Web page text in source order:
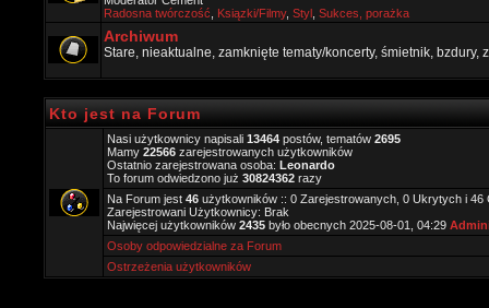
Radosna twórczość
Ksiązki/Filmy, Styl Sukces, porażka
Archiwum
Stare, nieaktualne, zamknięte tematy/koncerty, śmietnik, bzdury,
Kto jest na Forum
Nasi użytkownicy napisali 13464 postów, tematów 2695
Mamy 22566 zarejestrowanych użytkowników
Ostatnio zarejestrowana osoba: Leonardo
To forum odwiedzono już 30824362 razy
Na Forum jest 46 użytkowników :: 0 Zarejestrowanych, 0 Ukrytych i 46
Zarejestrowani Użytkownicy: Brak
Najwięcej użytkowników 2435 było obecnych 2025-08-01, 04:29
Osoby odpowiedzialne za Forum
Ostrzeżenia użytkowników